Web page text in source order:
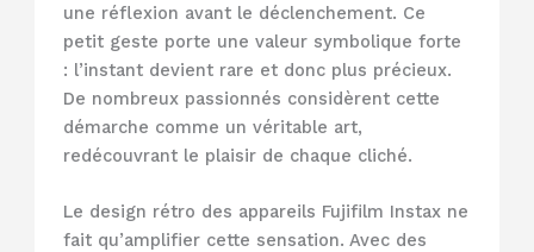
une réflexion avant le déclenchement. Ce
petit geste porte une valeur symbolique forte
: l’instant devient rare et donc plus précieux.
De nombreux passionnés considèrent cette
démarche comme un véritable art,
redécouvrant le plaisir de chaque cliché.
Le design rétro des appareils Fujifilm Instax ne
fait qu’amplifier cette sensation. Avec des